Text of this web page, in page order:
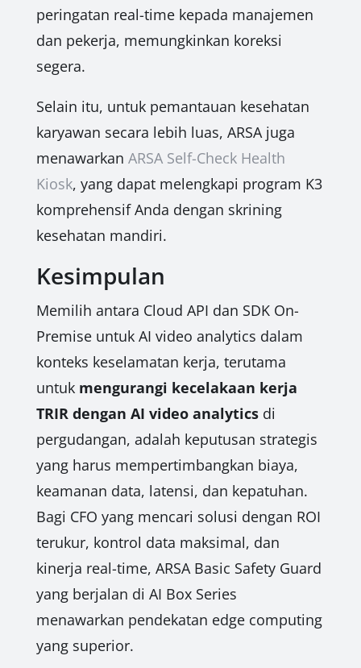
peringatan real-time kepada manajemen
dan pekerja, memungkinkan koreksi
segera.
Selain itu, untuk pemantauan kesehatan
karyawan secara lebih luas, ARSA juga
menawarkan ARSA Self-Check Health
Kiosk, yang dapat melengkapi program K3
komprehensif Anda dengan skrining
kesehatan mandiri.
Kesimpulan
Memilih antara Cloud API dan SDK On-
Premise untuk AI video analytics dalam
konteks keselamatan kerja, terutama
untuk mengurangi kecelakaan kerja
TRIR dengan AI video analyticsdi
pergudangan, adalah keputusan strategis
yang harus mempertimbangkan biaya,
keamanan data, latensi, dan kepatuhan.
Bagi CFO yang mencari solusi dengan ROI
terukur, kontrol data maksimal, dan
kinerja real-time, ARSA Basic Safety Guard
yang berjalan di AI Box Series
menawarkan pendekatan edge computing
yang superior.